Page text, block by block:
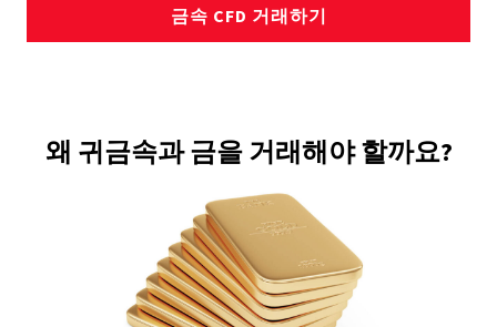
금속 CFD 거래하기
왜 귀금속과 금을 거래해야 할까요?